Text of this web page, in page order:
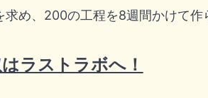
求め、200の工程を8週間かけて作
ラストラボへ！